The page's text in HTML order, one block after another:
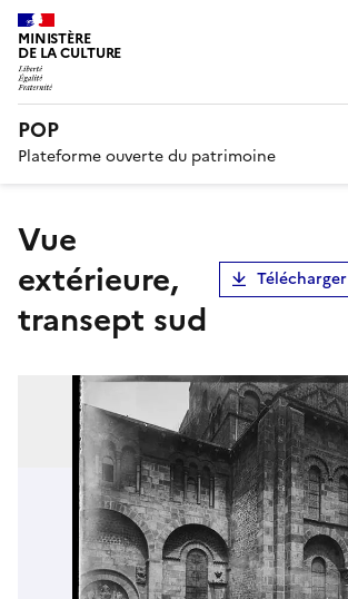
MINISTÈRE
DE LA CULTURE
POP
Plateforme ouverte du patrimoine
Vue
extérieure,
transept sud
Télécharger